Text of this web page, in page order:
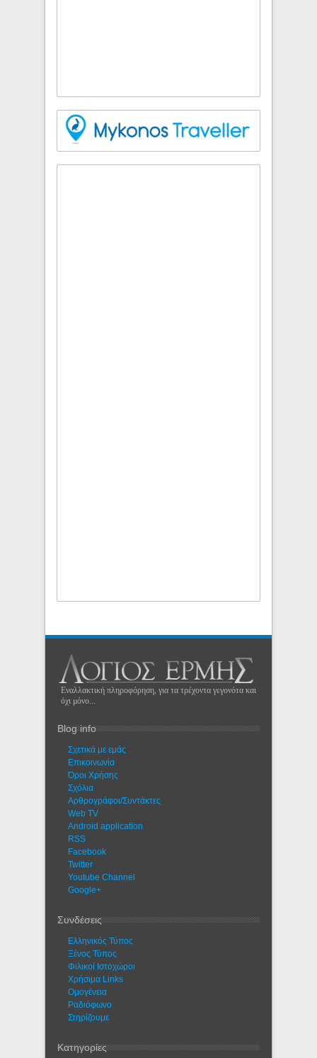
Εναλλακτική πληροφόρηση, για τα τρέχοντα γεγονότα και
όχι μόνο...
Blog info
Σχετικά με εμάς
Eπικοινωνία
Όροι Χρήσης
Σχόλια
Αρθρογράφοι/Συντάκτες
Web TV
Android application
RSS
Facebook
Twitter
Youtube Channel
Google+
Συνδέσεις
Ελληνικός Τύπος
Ξένος Τύπος
Φιλικοί Ιστοχώροι
Χρήσιμα Links
Ομογένεια
Ραδιόφωνο
Στηρίζουμε
Κατηγορίες